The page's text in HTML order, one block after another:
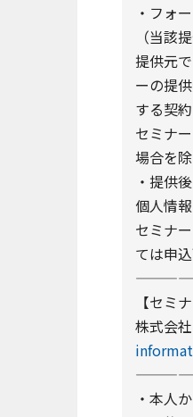
・フォ
（当該
提供元
ーの提
する契
セミナ
場合を
・提供
個人情
セミナ
ては申
【セミ
株式会
・本人